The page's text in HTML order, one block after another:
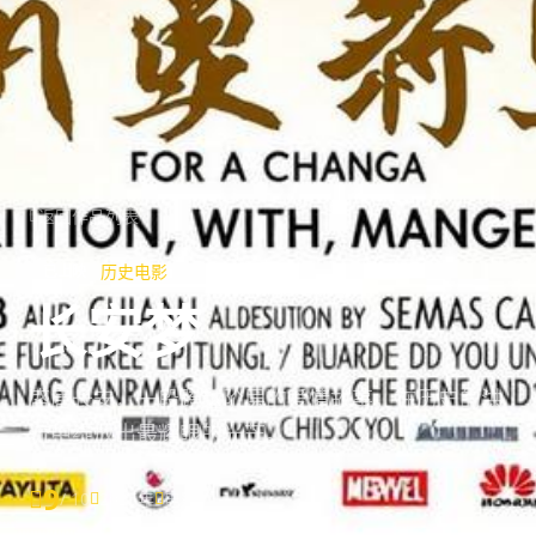
返回作品列表
历史电影
长安梦
盛唐长安，一段跨越阶层的爱情故事，在历史的洪
流中绽放出最耀眼的光芒。
9/ 10 2025年 电影